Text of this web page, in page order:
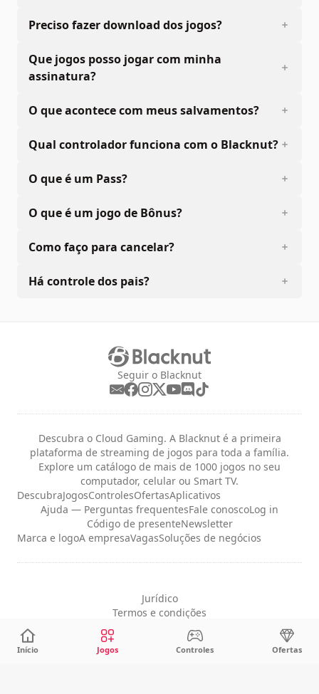
Preciso fazer download dos jogos?
Que jogos posso jogar com minha
assinatura?
O que acontece com meus salvamentos?
Qual controlador funciona com o Blacknut?
O que é um Pass?
O que é um jogo de Bônus?
Como faço para cancelar?
Há controle dos pais?
Seguir o Blacknut
Descubra o Cloud Gaming. A Blacknut é a primeira
plataforma de streaming de jogos para toda a família.
Explore um catálogo de mais de 1000 jogos no seu
computador, celular ou Smart TV.
DescubraJogosControlesOfertasAplicativos
Ajuda — Perguntas frequentesFale conoscoLog in
Código de presenteNewsletter
Marca e logoA empresaVagasSoluções de negócios
Jurídico
Termos e condições
Configurações de cookies
Início Jogos Controles Ofertas